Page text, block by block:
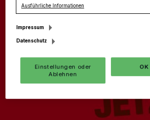
Ausführliche Informationen
Impressum
Datenschutz
Einstellungen oder
Ablehnen
OK